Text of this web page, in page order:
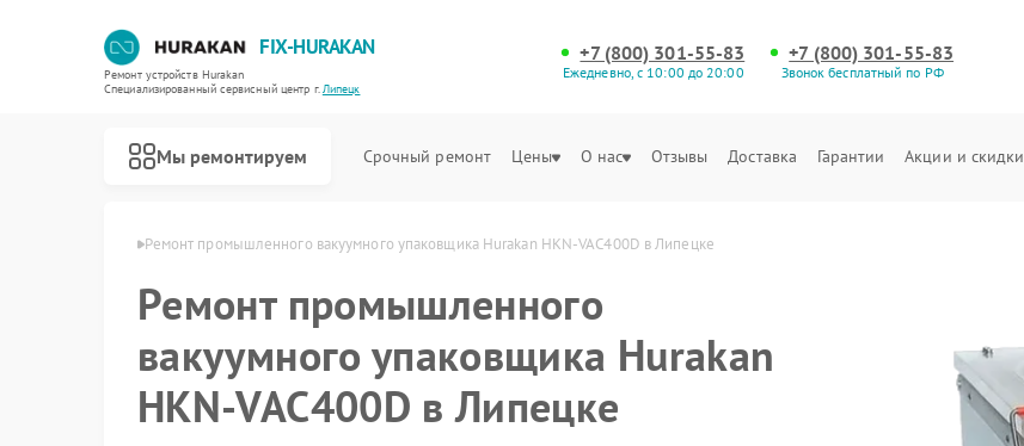
FIX-HURAKAN
Ремонт устройств Hurakan
Специализированный cервисный центр г.Липецк
+7 (800) 301-55-83
Ежедневно, с 10:00 до 20:00
+7 (800) 301-55-83
Звонок бесплатный по РФ
Мы ремонтируем Срочный ремонт Цены О нас Отзывы Доставка Гарантии Акции и скидки
Ремонт промышленного вакуумного упаковщика Hurakan HKN-VAC400D в Липецке
Ремонт промышленного
вакуумного упаковщика Hurakan
HKN-VAC400D в Липецке